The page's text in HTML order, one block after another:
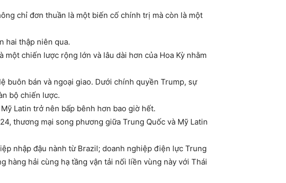
chỉ đơn thuần là một biến cố chính trị mà còn là một
hai thập niên qua.
chiến lược rộng lớn và lâu dài hơn của Hoa Kỳ nhằm
buôn bán và ngoại giao. Dưới chính quyền Trump, sự
bộ chiến lược.
Latin trở nên bấp bênh hơn bao giờ hết.
thương mại song phương giữa Trung Quốc và Mỹ Latin
nhập đậu nành từ Brazil; doanh nghiệp điện lực Trung
hàng hải cùng hạ tầng vận tải nối liền vùng này với Thái